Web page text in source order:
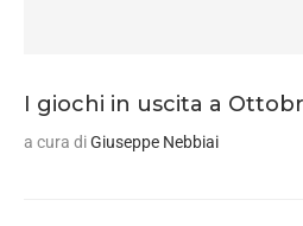
I giochi in uscita a
a cura diGiuseppe Nebbiai